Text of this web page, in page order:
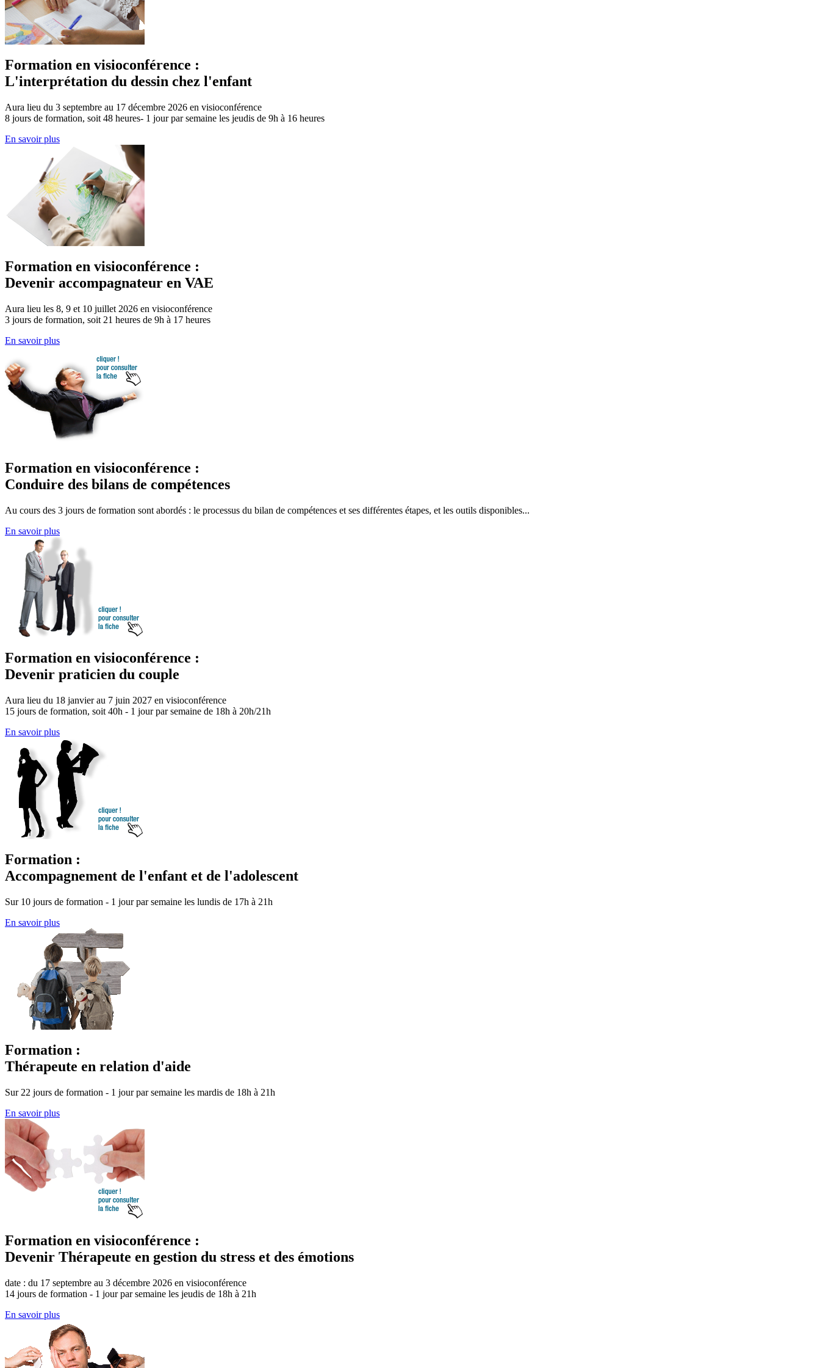
Formation en visioconférence :
L'interprétation du dessin chez l'enfant
Aura lieu du 3 septembre au 17 décembre 2026 en visioconférence
8 jours de formation, soit 48 heures- 1 jour par semaine les jeudis de 9h à 16 heures
En savoir plus
Formation en visioconférence :
Devenir accompagnateur en VAE
Aura lieu les 8, 9 et 10 juillet 2026 en visioconférence
3 jours de formation, soit 21 heures de 9h à 17 heures
En savoir plus
Formation en visioconférence :
Conduire des bilans de compétences
Au cours des 3 jours de formation sont abordés : le processus du bilan de compétences et ses différentes étapes, et les outils disponibles...
En savoir plus
Formation en visioconférence :
Devenir praticien du couple
Aura lieu du 18 janvier au 7 juin 2027 en visioconférence
15 jours de formation, soit 40h - 1 jour par semaine de 18h à 20h/21h
En savoir plus
Formation :
Accompagnement de l'enfant et de l'adolescent
Sur 10 jours de formation - 1 jour par semaine les lundis de 17h à 21h
En savoir plus
Formation :
Thérapeute en relation d'aide
Sur 22 jours de formation - 1 jour par semaine les mardis de 18h à 21h
En savoir plus
Formation en visioconférence :
Devenir Thérapeute en gestion du stress et des émotions
date : du 17 septembre au 3 décembre 2026 en visioconférence
14 jours de formation - 1 jour par semaine les jeudis de 18h à 21h
En savoir plus